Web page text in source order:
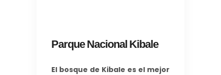
Parque Nacional Kibale
El bosque de Kibale es el mejor